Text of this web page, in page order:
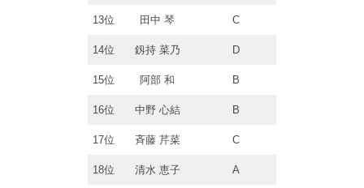
13位 田中 琴 C
14位 釼持 菜乃 D
15位 阿部 和 B
16位 中野 心結 B
17位 斉藤 芹菜 C
18位 清水 恵子 A